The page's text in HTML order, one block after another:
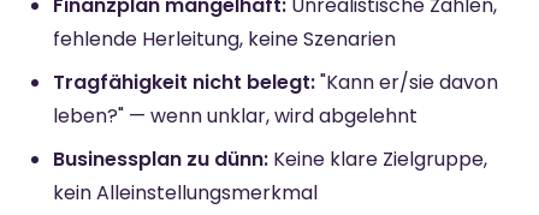
fehlende Herleitung, keine Szenarien
Tragfähigkeit nicht belegt:"Kann er/sie davon
leben?" — wenn unklar, wird abgelehnt
Businessplan zu dünn: Keine klare Zielgruppe,
kein Alleinstellungsmerkmal